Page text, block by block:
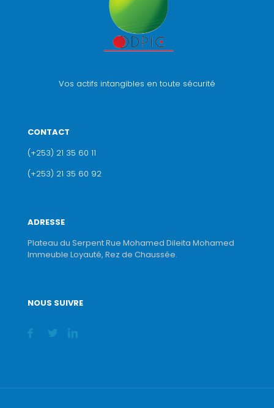
Vos actifs intangibles en toute sécurité
CONTACT
(+253) 21 35 60 11
(+253) 21 35 60 92
ADRESSE
Plateau du Serpent Rue Mohamed Dileita Mohamed
Immeuble Loyauté, Rez de Chaussée.
NOUS SUIVRE